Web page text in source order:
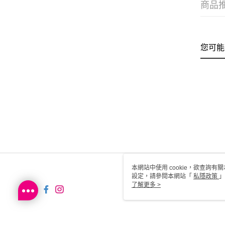
商品
您可
本網站中使用 cookie，欲查詢有
設定，請參閱本網站「 私隱政策
用 cookie。
了解更多 >